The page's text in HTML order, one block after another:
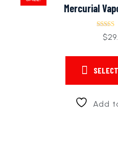
Mercurial
4.00
$
Add